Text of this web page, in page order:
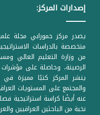
إصدارات المركز:
متخصصة بالدراسات
من وزارة التعليم العالي
ينشر المركز كتبًا مميزة في
والمجتمع على المستويات
عنه أيضًا كراسة استراتيجية
نخبة من الباحثين العراقيين